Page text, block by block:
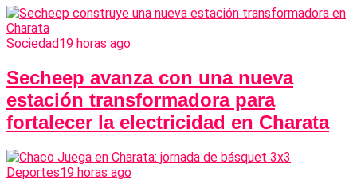
Sociedad19 horas ago
Secheep avanza con una nueva
estación transformadora para
fortalecer la electricidad en Charata
Deportes19 horas ago